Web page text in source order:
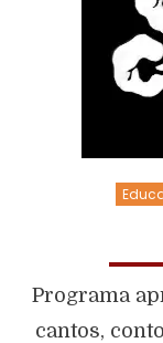
Programa
cantos,